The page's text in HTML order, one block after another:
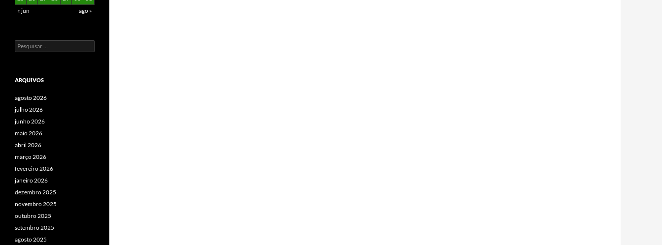
« jun
ago »
Pesquisar
por:
ARQUIVOS
agosto 2026
julho 2026
junho 2026
maio 2026
abril 2026
março 2026
fevereiro 2026
janeiro 2026
dezembro 2025
novembro 2025
outubro 2025
setembro 2025
agosto 2025